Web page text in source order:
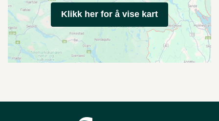
Klikk her for å vise kart